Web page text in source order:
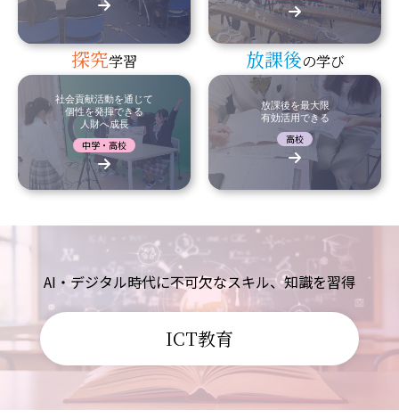
探究学習
社会貢献活動を通じて
個性を発揮できる
人財へ成長
中学・高校
放課後の学び
放課後を最大限
有効活用できる
高校
AI・デジタル時代に不可欠なスキル、知識を習得
ICT教育